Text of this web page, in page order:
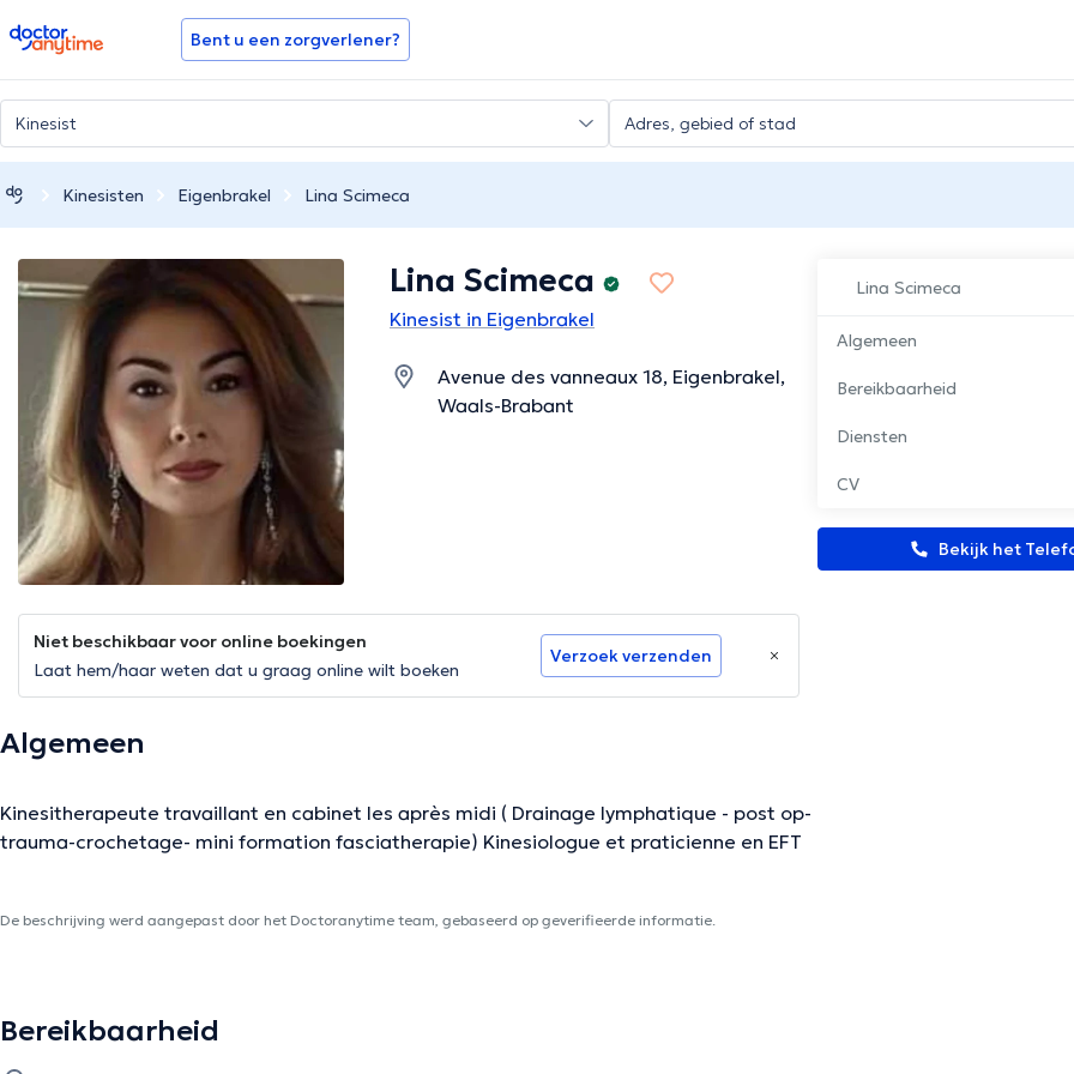
doctoranytime Bent u een zorgverlener?
Kinesisten Eigenbrakel Lina Scimeca
Lina Scimeca
Algemeen
Bereikbaarheid
Diensten
CV
Bekijk het
Lina Scimeca
Kinesist in Eigenbrakel
Avenue des vanneaux 18, Eigenbrakel,
Waals-Brabant
Niet beschikbaar voor online boekingen
Laat hem/haar weten dat u graag online wilt boeken
Verzoek verzenden
Algemeen
Kinesitherapeute travaillant en cabinet les après midi ( Drainage lymphatique - post op-
trauma-crochetage- mini formation fasciatherapie) Kinesiologue et praticienne en EFT
De beschrijving werd aangepast door het Doctoranytime team, gebaseerd op geverifieerde informatie.
Bereikbaarheid